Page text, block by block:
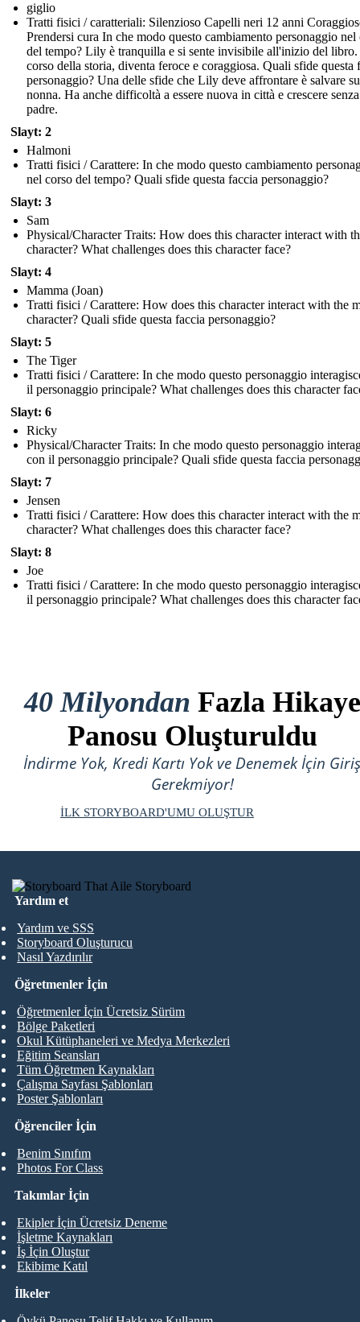
giglio
Tratti fisici / caratteriali: Silenzioso Capelli neri 12 anni
Prendersi cura In che modo questo cambiamento personaggio nel
del tempo? Lily è tranquilla e si sente invisibile all'inizio del
corso della storia, diventa feroce e coraggiosa. Quali sfide questa
personaggio? Una delle sfide che Lily deve affrontare è salvare
nonna. Ha anche difficoltà a essere nuova in città e crescere
padre.
Slayt: 2
Halmoni
Tratti fisici / Carattere: In che modo questo cambiamento
nel corso del tempo? Quali sfide questa faccia personaggio?
Slayt: 3
Sam
Physical/Character Traits: How does this character interact with
character? What challenges does this character face?
Slayt: 4
Mamma (Joan)
Tratti fisici / Carattere: How does this character interact with the
character? Quali sfide questa faccia personaggio?
Slayt: 5
The Tiger
Tratti fisici / Carattere: In che modo questo personaggio
il personaggio principale? What challenges does this character
Slayt: 6
Ricky
Physical/Character Traits: In che modo questo personaggio
con il personaggio principale? Quali sfide questa faccia
Slayt: 7
Jensen
Tratti fisici / Carattere: How does this character interact with the
character? What challenges does this character face?
Slayt: 8
Joe
Tratti fisici / Carattere: In che modo questo personaggio
il personaggio principale? What challenges does this character
40 Milyondan Fazla Hikaye
Panosu Oluşturuldu
İndirme Yok, Kredi Kartı Yok ve Denemek İçin Giriş
Gerekmiyor!
İLK STORYBOARD'UMU OLUŞTUR
Yardım et
Yardım ve SSS
Storyboard Oluşturucu
Nasıl Yazdırılır
Öğrenciler İçin
Benim Sınıfım
Photos For Class
Öğretmenler İçin
Öğretmenler İçin Ücretsiz Sürüm
Bölge Paketleri
Okul Kütüphaneleri ve Medya Merkezleri
Eğitim Seansları
Tüm Öğretmen Kaynakları
Çalışma Sayfası Şablonları
Poster Şablonları
Takımlar İçin
Ekipler İçin Ücretsiz Deneme
İşletme Kaynakları
İş İçin Oluştur
Ekibime Katıl
İlkeler